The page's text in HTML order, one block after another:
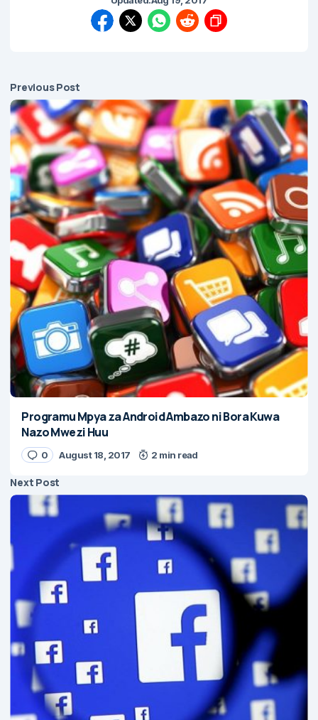
Previous Post
Programu Mpya za Android Ambazo ni Bora Kuwa
Nazo Mwezi Huu
0 August 18, 2017 2 min read
Next Post